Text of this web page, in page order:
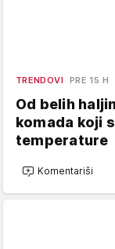
TRENDOVI PRE 15 H
Od belih
komada koji
temperature
Komentariši